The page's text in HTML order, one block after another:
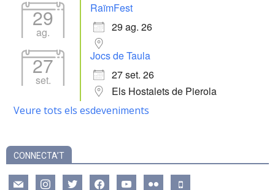
29
ag.
RaïmFest
29 ag. 26
27
set.
Jocs de Taula
27 set. 26
Els Hostalets de Pierola
Veure tots els esdeveniments
CONNECTA’T
mail instagramtwitter facebookyoutube flickr mobile